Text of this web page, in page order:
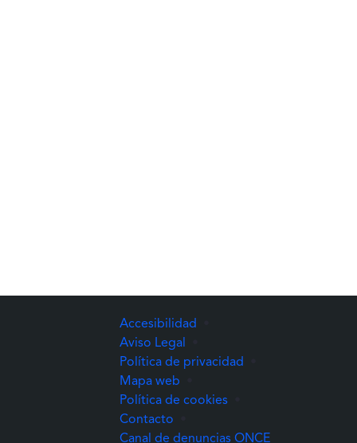
Accesibilidad
Aviso Legal
Política de privacidad
Mapa web
Política de cookies
Contacto
Canal de denuncias ONCE(Abre una